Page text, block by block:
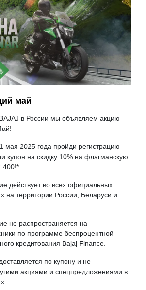
май
в России мы объявляем акцию
мая 2025 года пройди регистрацию
купон на скидку 10% на флагманскую
400!*
действует во всех официальных
на территории России, Беларуси и
не распространяется на
по программе беспроцентной
кредитования Bajaj Finance.
по купону и не
акциями и спецпредложениями в